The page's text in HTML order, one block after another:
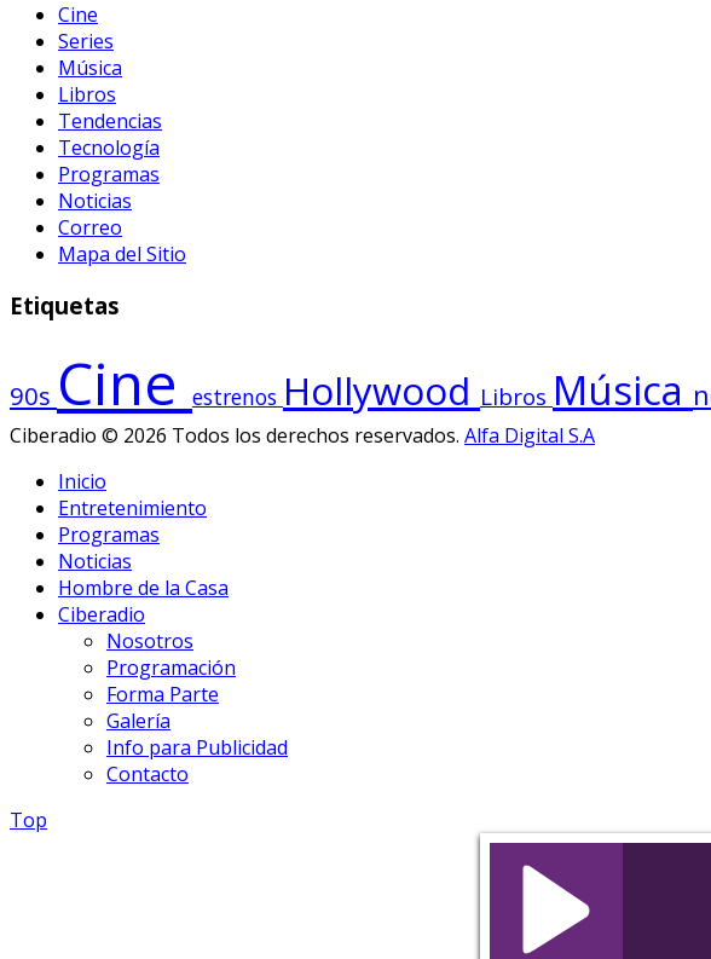
Cine
Series
Música
Libros
Tendencias
Tecnología
Programas
Noticias
Correo
Mapa del Sitio
Etiquetas
90s Cine estrenos Hollywood Libros Música
Ciberadio © 2026 Todos los derechos reservados. Alfa Digital S.A
Inicio
Entretenimiento
Programas
Noticias
Hombre de la Casa
Ciberadio
Nosotros
Programación
Forma Parte
Galería
Info para Publicidad
Contacto
Top